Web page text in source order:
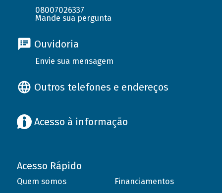
08007026337
Mande sua pergunta
Ouvidoria
Envie sua mensagem
Outros telefones e endereços
Acesso à informação
Acesso Rápido
Quem somos
Financiamentos